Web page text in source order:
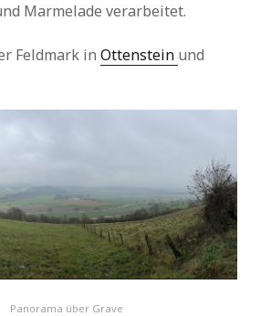
Marmelade verarbeitet.
Feldmark inOttenstein und
Panorama über Grave